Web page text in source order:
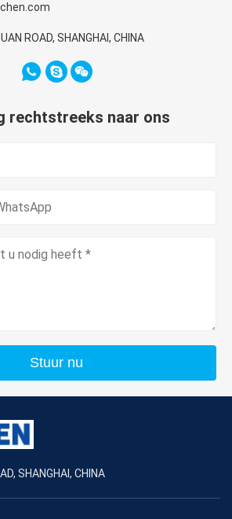
ROAD, SHANGHAI, CHINA
rechtstreeks naar ons
Stuur nu
SHANGHAI, CHINA